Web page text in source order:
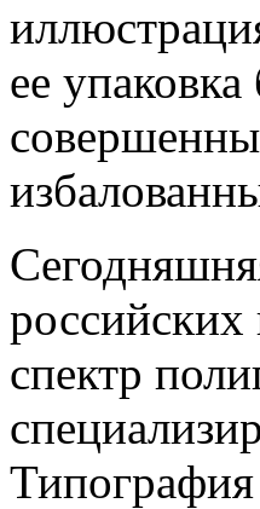
ее
российских
спектр